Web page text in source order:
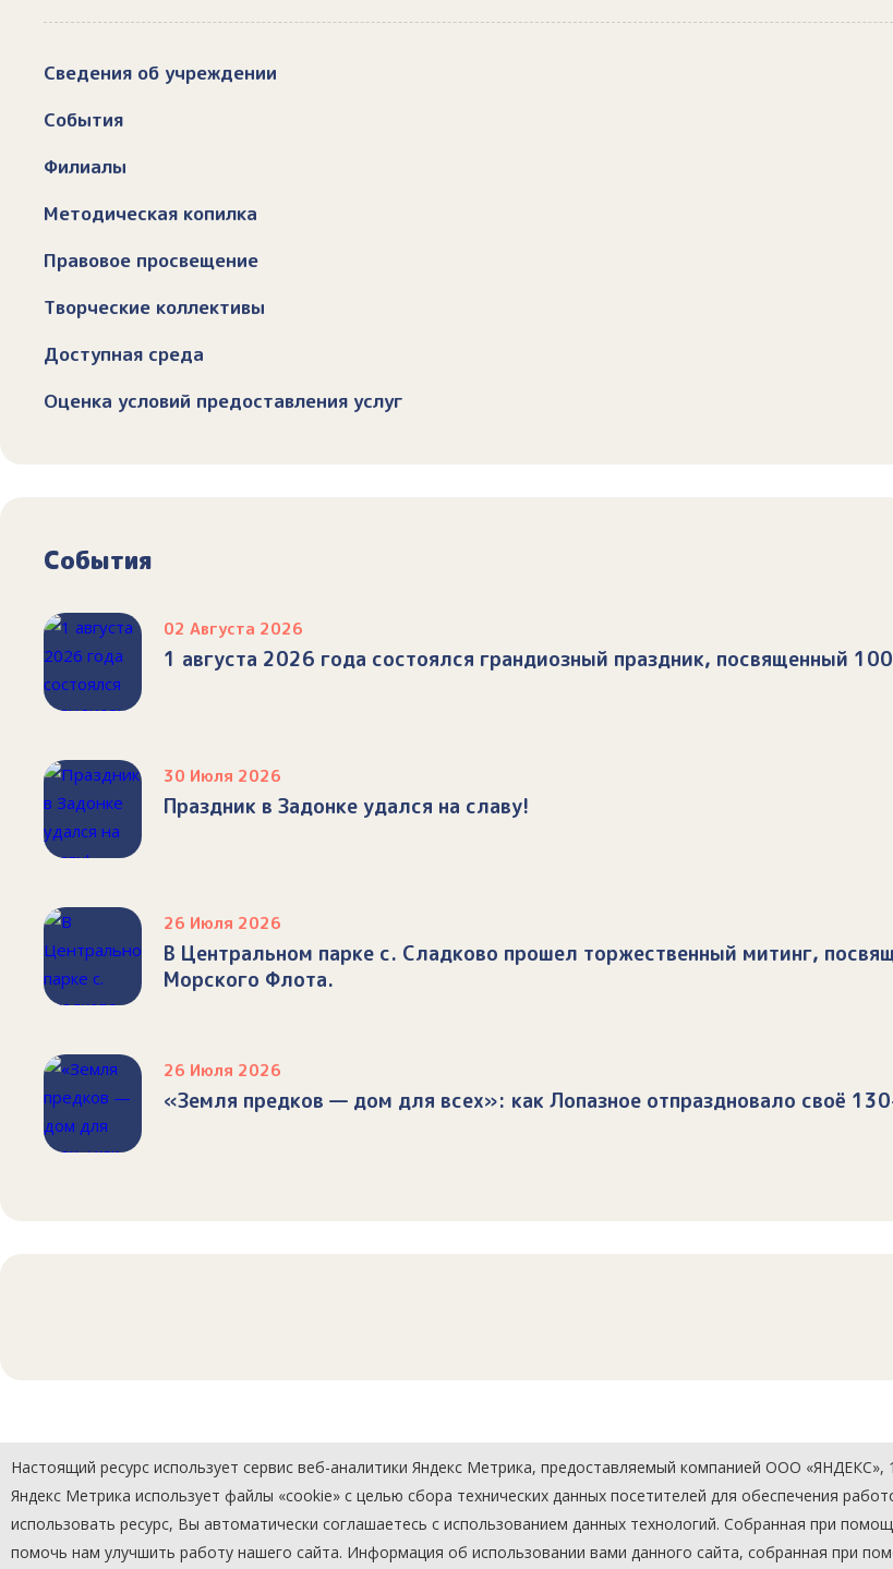
Сведения об учреждении
События
Филиалы
Методическая копилка
Правовое просвещение
Творческие коллективы
Доступная среда
Оценка условий предоставления услуг
События
02 Августа 2026
1 августа 2026 года состоялся грандиозный праздник, посвященный
30 Июля 2026
Праздник в Задонке удался на славу!
26 Июля 2026
В Центральном парке с. Сладково прошел торжественный митинг,
Морского Флота.
26 Июля 2026
«Земля предков — дом для всех»: как Лопазное отпраздновало своё
Настоящий ресурс использует сервис веб-аналитики Яндекс Метрика, предоставляемый компанией ООО
Яндекс Метрика использует файлы «cookie» с целью сбора технических данных посетителей для обеспечения
использовать ресурс, Вы автоматически соглашаетесь с использованием данных технологий. Собранная при
помочь нам улучшить работу нашего сайта. Информация об использовании вами данного сайта, собранная при